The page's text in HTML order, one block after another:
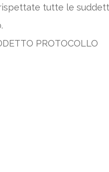
tutte le
PROTOCOLLO